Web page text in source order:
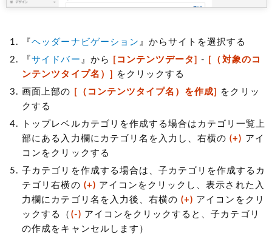
『ヘッダーナビゲーション 』からサイトを選択する
『サイドバー 』から [コンテンツデータ] - [（対象のコ
ンテンツタイプ名）]
をクリックする
画面上部の [（コンテンツタイプ名）を作成]
をクリッ
クする
トップレベルカテゴリを作成する場合はカテゴリ一覧上
部にある入力欄にカテゴリ名を入力し、右横の(+) アイ
コンをクリックする
子カテゴリを作成する場合は、子カテゴリを作成するカ
テゴリ右横の (+) アイコンをクリックし、表示された入
力欄にカテゴリ名を入力後、右横の(+) アイコンをクリ
ックする（ (-) アイコンをクリックすると、子カテゴリ
の作成をキャンセルします）